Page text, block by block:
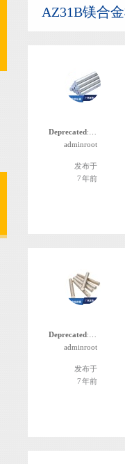
AZ31B镁合
Deprecated : 函数 the_author_nickname 自版本 2.8.0 起已
adminroot
发布于
7 年前
Deprecated : 函数 the_author_nickname 自版本 2.8.0 起已
adminroot
发布于
7 年前